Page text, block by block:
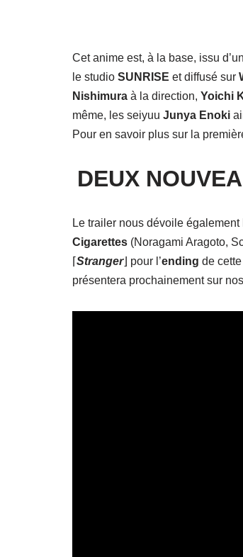
Cet anime est, à la base, issu
le studio SUNRISE et diffusé sur
Nishimura à la direction, Yoichi
même, les seiyuu Junya Enoki
Pour en savoir plus sur la
DEUX
Le trailer nous dévoile également
Cigarettes (Noragami Aragoto,
⌈Stranger⌋ pour l’ending de
présentera prochainement sur